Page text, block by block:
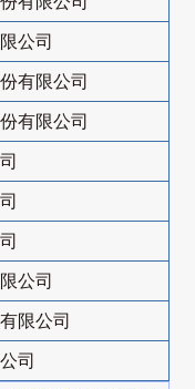
公司
有限公司
有限公司
公司
限公司
司